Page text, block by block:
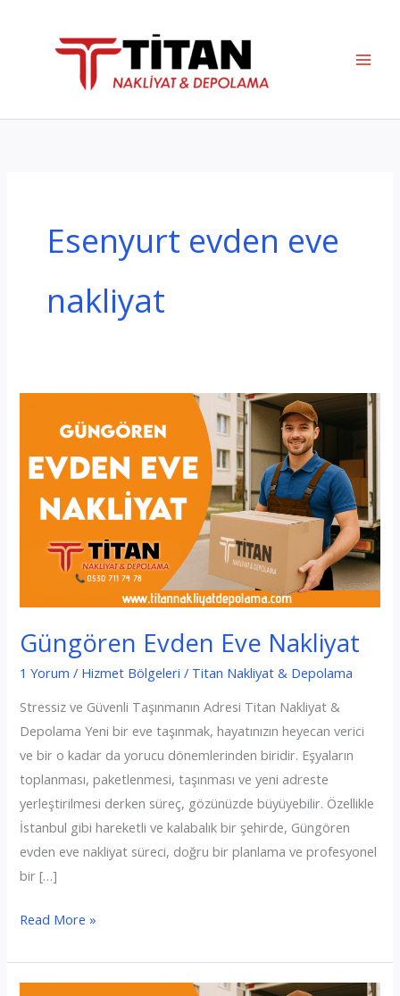
Esenyurt evden eve
nakliyat
Güngören Evden Eve Nakliyat
1 Yorum / Hizmet Bölgeleri / Titan Nakliyat & Depolama
Stressiz ve Güvenli Taşınmanın Adresi Titan Nakliyat &
Depolama Yeni bir eve taşınmak, hayatınızın heyecan verici
ve bir o kadar da yorucu dönemlerinden biridir. Eşyaların
toplanması, paketlenmesi, taşınması ve yeni adreste
yerleştirilmesi derken süreç, gözünüzde büyüyebilir. Özellikle
İstanbul gibi hareketli ve kalabalık bir şehirde, Güngören
evden eve nakliyat süreci, doğru bir planlama ve profesyonel
bir […]
Güngören
Eve
Read More »